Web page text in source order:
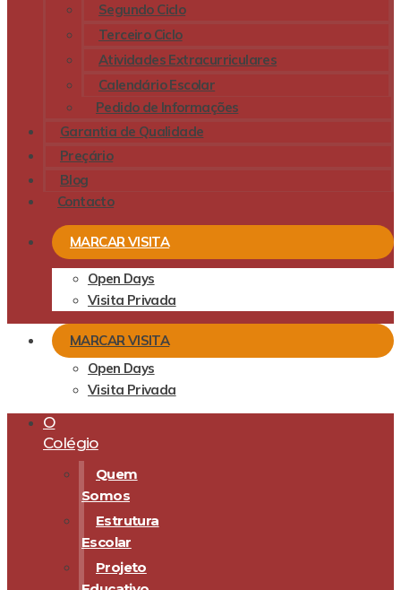
Segundo Ciclo
Terceiro Ciclo
Atividades Extracurriculares
Calendário Escolar
Pedido de Informações
Garantia de Qualidade
Preçário
Blog
Contacto
MARCAR VISITA
Open Days
Visita Privada
MARCAR VISITA
Open Days
Visita Privada
O
Colégio
Quem
Somos
Estrutura
Escolar
Projeto